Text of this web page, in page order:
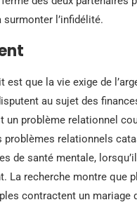
surmonter l’infidélité.
est que la vie exige de
au sujet des
un problème relationnel
problèmes relationnels
de santé mentale,
La recherche montre que
contractent un mariage